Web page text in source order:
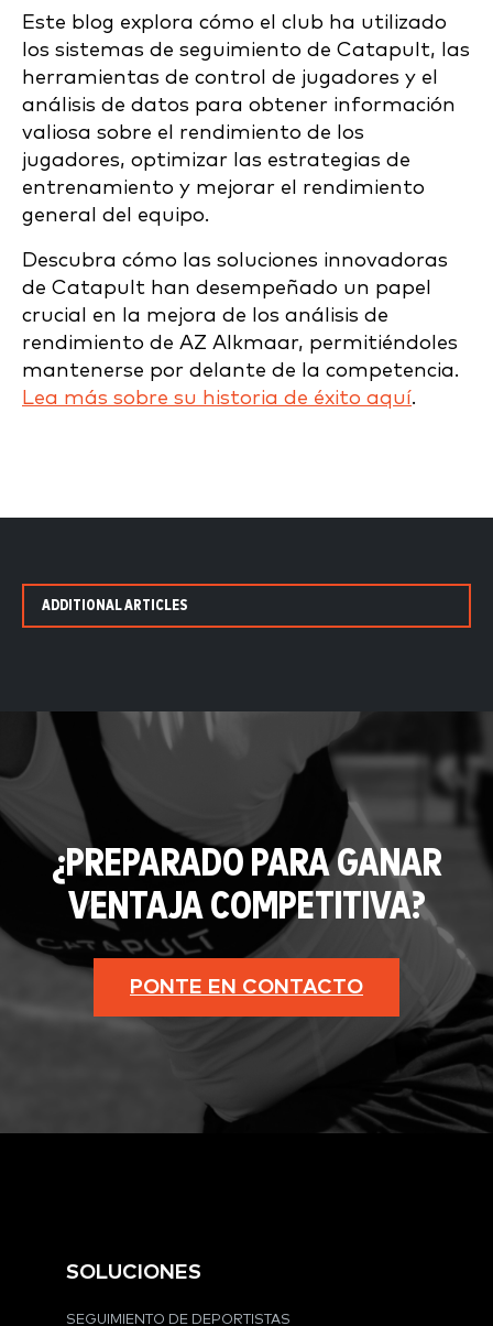
Este blog explora cómo el club ha utilizado
los sistemas de seguimiento de Catapult, las
herramientas de control de jugadores y el
análisis de datos para obtener información
valiosa sobre el rendimiento de los
jugadores, optimizar las estrategias de
entrenamiento y mejorar el rendimiento
general del equipo.
Descubra cómo las soluciones innovadoras
de Catapult han desempeñado un papel
crucial en la mejora de los análisis de
rendimiento de AZ Alkmaar, permitiéndoles
mantenerse por delante de la competencia.
Lea más sobre su historia de éxito aquí.
ADDITIONAL ARTICLES
¿PREPARADO PARA GANAR
VENTAJA COMPETITIVA?
PONTE EN CONTACTO
SOLUCIONES
SEGUIMIENTO DE DEPORTISTAS